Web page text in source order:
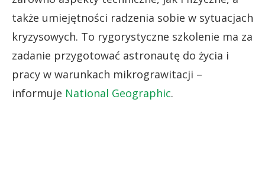
także umiejętności radzenia sobie w sytuacjach
kryzysowych. To rygorystyczne szkolenie ma za
zadanie przygotować astronautę do życia i
pracy w warunkach mikrograwitacji –
informuje National Geographic.